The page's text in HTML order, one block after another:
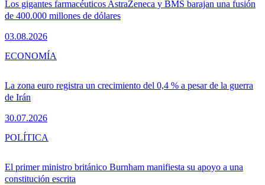
Los gigantes farmacéuticos AstraZeneca y BMS barajan una fusión
de 400.000 millones de dólares
03.08.2026
La zona euro registra un crecimiento del 0,4 % a pesar de la guerra
de Irán
30.07.2026
ECONOMÍA
El primer ministro británico Burnham manifiesta su apoyo a una
constitución escrita
POLÍTICA